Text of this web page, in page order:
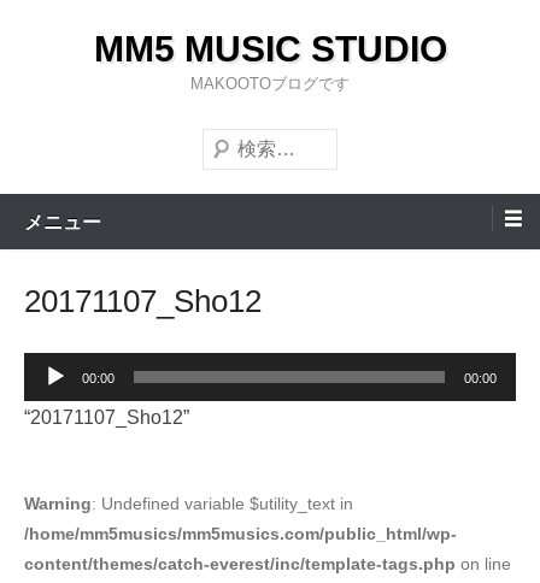
キ
MM5 MUSIC STUDIO
MAKOOTOブログです
検
索
メニュー
20171107_Sho12
声
ー
ヤ
ー
00:00 00:00
“20171107_Sho12”
Warning: Undefined variable $utility_text in
/home/mm5musics/mm5musics.com/public_html/wp-
content/themes/catch-everest/inc/template-tags.php on line